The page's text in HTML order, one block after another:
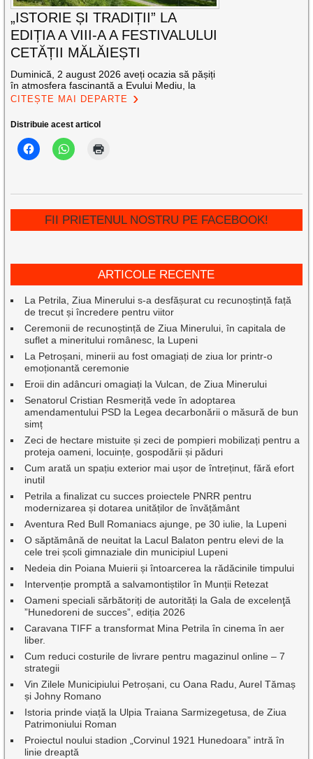
„ISTORIE ȘI TRADIȚII” LA
EDIȚIA A VIII-A A FESTIVALULUI
CETĂȚII MĂLĂIEȘTI
Duminică, 2 august 2026 aveți ocazia să pășiți
în atmosfera fascinantă a Evului Mediu, la
CITEȘTE MAI DEPARTE
Distribuie acest articol
FII PRIETENUL NOSTRU PE FACEBOOK!
ARTICOLE RECENTE
La Petrila, Ziua Minerului s-a desfășurat cu recunoștință față
de trecut și încredere pentru viitor
Ceremonii de recunoștință de Ziua Minerului, în capitala de
suflet a mineritului românesc, la Lupeni
La Petroșani, minerii au fost omagiați de ziua lor printr-o
emoționantă ceremonie
Eroii din adâncuri omagiați la Vulcan, de Ziua Minerului
Senatorul Cristian Resmeriță vede în adoptarea
amendamentului PSD la Legea decarbonării o măsură de bun
simț
Zeci de hectare mistuite și zeci de pompieri mobilizați pentru a
proteja oameni, locuințe, gospodării și păduri
Cum arată un spațiu exterior mai ușor de întreținut, fără efort
inutil
Petrila a finalizat cu succes proiectele PNRR pentru
modernizarea și dotarea unităților de învățământ
Aventura Red Bull Romaniacs ajunge, pe 30 iulie, la Lupeni
O săptămână de neuitat la Lacul Balaton pentru elevi de la
cele trei școli gimnaziale din municipiul Lupeni
Nedeia din Poiana Muierii și întoarcerea la rădăcinile timpului
Intervenție promptă a salvamontiștilor în Munții Retezat
Oameni speciali sărbătoriți de autorități la Gala de excelenţă
”Hunedoreni de succes”, ediția 2026
Caravana TIFF a transformat Mina Petrila în cinema în aer
liber.
Cum reduci costurile de livrare pentru magazinul online – 7
strategii
Vin Zilele Municipiului Petroșani, cu Oana Radu, Aurel Tămaș
și Johny Romano
Istoria prinde viață la Ulpia Traiana Sarmizegetusa, de Ziua
Patrimoniului Roman
Proiectul noului stadion „Corvinul 1921 Hunedoara” intră în
linie dreaptă